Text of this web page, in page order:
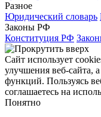
Разное
Юридический словарь
Законы РФ
Конституция РФ
Сайт использует
улучшения веб-сайта,
функций. Пользуясь
соглашаетесь на
Понятно